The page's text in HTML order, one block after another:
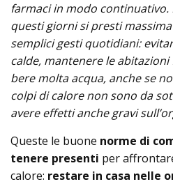
farmaci in modo continuativo.
questi giorni si presti
semplici gesti quotidiani:
calde, mantenere le
bere molta acqua, anche se
colpi di calore non sono da
avere effetti anche gravi
Queste le buone norme di
tenere presenti per
calore: restare in casa nelle